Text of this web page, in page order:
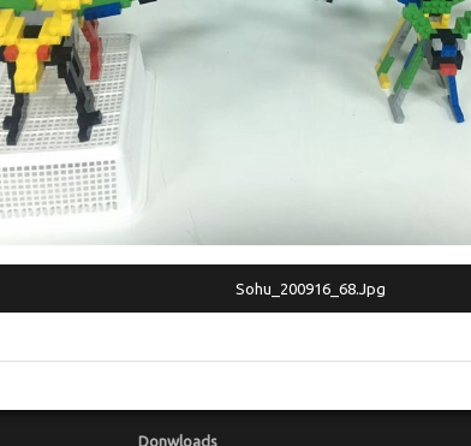
Sohu_200916_68.jpg
Donwloads